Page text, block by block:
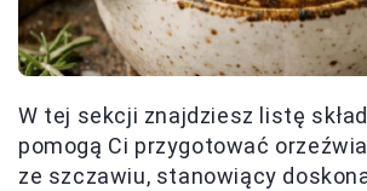
W tej sekcji znajdziesz listę
pomogą Ci przygotować
ze szczawiu, stanowiący